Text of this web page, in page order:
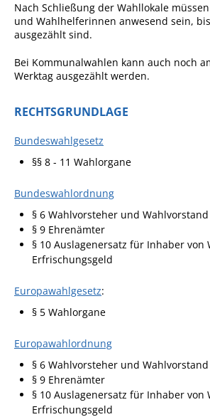
Aktion
Nach Schließung der Wahllokale
und Wahlhelferinnen anwesend sein,
ausgezählt sind.
Bei Kommunalwahlen kann auch noch
Werktag ausgezählt werden.
RECHTSGRUNDLAGE
Bundeswahlgesetz
§§ 8 - 11 Wahlorgane
Bundeswahlordnung
§ 6 Wahlvorsteher und Wahlvorstand
§ 9 Ehrenämter
§ 10 Auslagenersatz für Inhaber von
Erfrischungsgeld
Europawahlgesetz:
§ 5 Wahlorgane
Europawahlordnung
§ 6 Wahlvorsteher und Wahlvorstand
§ 9 Ehrenämter
§ 10 Auslagenersatz für Inhaber von
Erfrischungsgeld